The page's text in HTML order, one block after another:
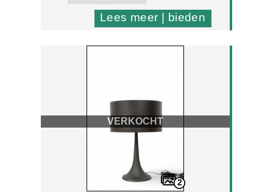
Lees meer | bieden
VERKOCHT
2